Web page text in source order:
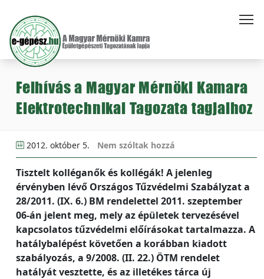
Felhívás a Magyar Mérnöki Kamara
Elektrotechnikai Tagozata tagjaihoz
2012. október 5. Nem szóltak hozzá
Tisztelt kolléganők és kollégák! A jelenleg
érvényben lévő Országos Tűzvédelmi Szabályzat a
28/2011. (IX. 6.) BM rendelettel 2011. szeptember
06-án jelent meg, mely az épületek tervezésével
kapcsolatos tűzvédelmi előírásokat tartalmazza. A
hatálybalépést követően a korábban kiadott
szabályozás, a 9/2008. (II. 22.) ÖTM rendelet
hatályát vesztette, és az illetékes tárca új